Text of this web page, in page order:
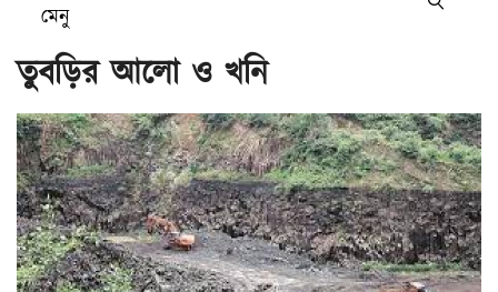
মেনু
তুবড়ির আলো ও খনি